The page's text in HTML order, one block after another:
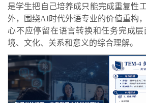
是学生把自己培养成只能完成重复性
外，围绕AI时代外语专业的价值重构
心不应停留在语言转换和任务完成
境、文化、关系和意义的综合理解。